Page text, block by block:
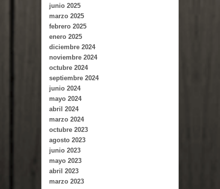
junio 2025
marzo 2025
febrero 2025
enero 2025
diciembre 2024
noviembre 2024
octubre 2024
septiembre 2024
junio 2024
mayo 2024
abril 2024
marzo 2024
octubre 2023
agosto 2023
junio 2023
mayo 2023
abril 2023
marzo 2023